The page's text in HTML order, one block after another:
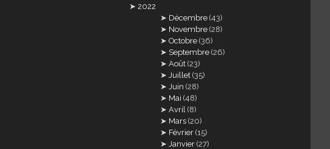
2022
Décembre (43)
Novembre (28)
Octobre (36)
Septembre (26)
Août (23)
Juillet (35)
Juin (28)
Mai (48)
Avril (8)
Mars (20)
Février (15)
Janvier (27)